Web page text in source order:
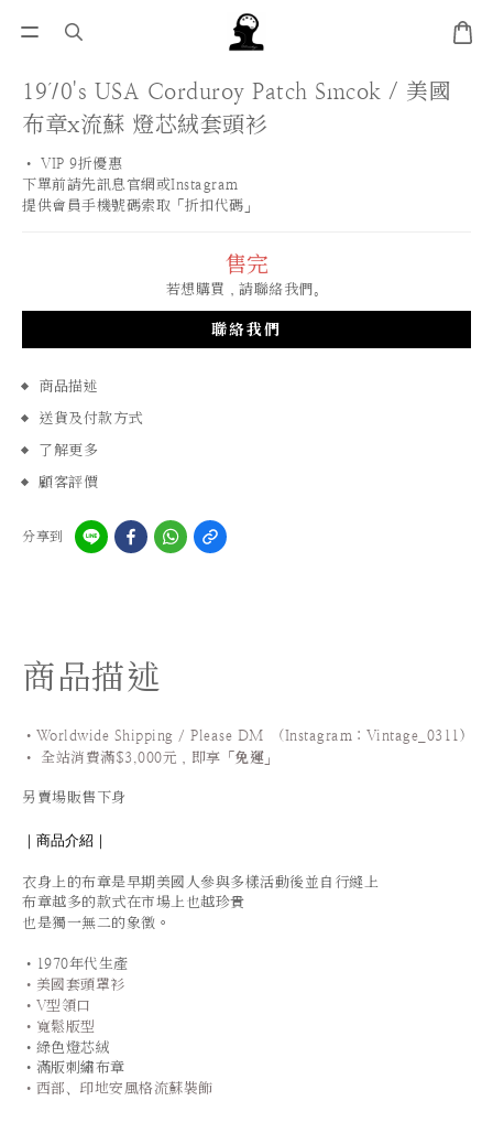
1970's USA Corduroy Patch Smcok / 美國
布章x流蘇 燈芯絨套頭衫
• VIP 9折優惠
下單前請先訊息官網或Instagram
提供會員手機號碼索取「折扣代碼」
售完
若想購買，請聯絡我們。
聯絡我們
商品描述
送貨及付款方式
了解更多
顧客評價
分享到
商品描述
•Worldwide Shipping / Please DM (Instagram：Vintage_0311 )
•
全站消費滿$3,000元，即享「 免運 」
另賣場販售下身
｜商品介紹｜
衣身上的布章是早期美國人參與多樣活動後並自行縫上
布章越多的款式在市場上也越珍貴
也是獨一無二的象徵 。
•1970年代生產
•美國套頭罩衫
•V型領口
•寬鬆版型
•綠色燈芯絨
•滿版刺繡布章
•西部 、 印地安風格流蘇裝飾